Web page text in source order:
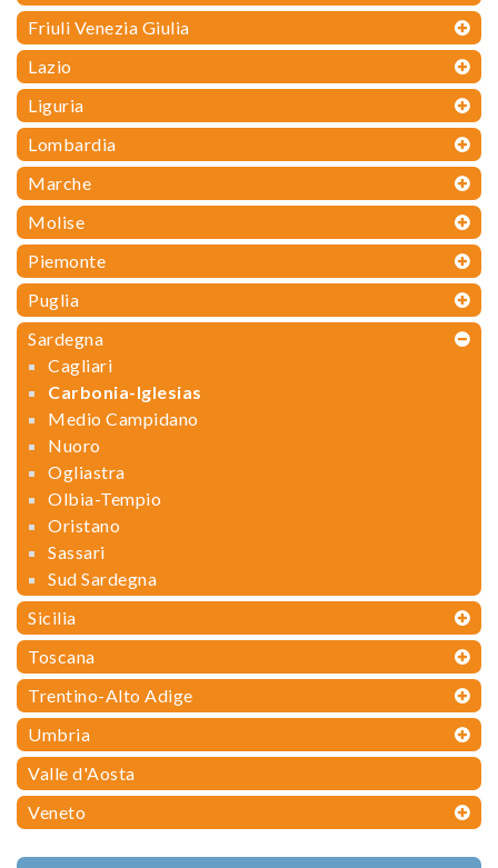
Friuli Venezia Giulia
Lazio
Liguria
Lombardia
Marche
Molise
Piemonte
Puglia
Sardegna
Cagliari
Carbonia-Iglesias
Medio Campidano
Nuoro
Ogliastra
Olbia-Tempio
Oristano
Sassari
Sud Sardegna
Sicilia
Toscana
Trentino-Alto Adige
Umbria
Valle d'Aosta
Veneto